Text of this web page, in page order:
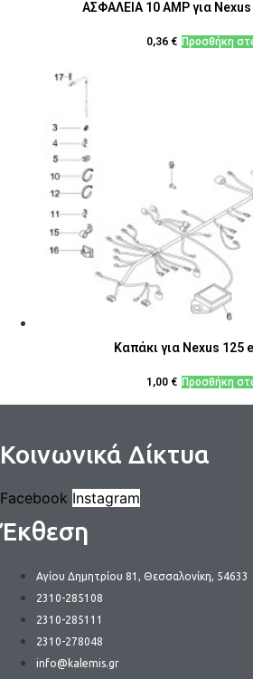
ΑΣΦΑΛΕΙΑ 10 AMP για
0,36 € Προσθήκη
Καπάκι για Nexus 125
1,00 € Προσθήκη
Κοινωνικά Δίκτυα
Facebook Instagram
Έκθεση
Αγίου Δημητρίου 81, Θεσσαλονίκη, 54633
2310-285108
2310-285111
2310-278048
info@kalemis.gr